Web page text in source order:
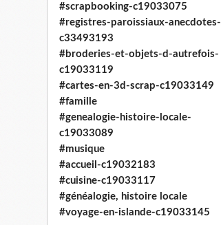
#scrapbooking-c19033075
#registres-paroissiaux-anecdotes-
c33493193
#broderies-et-objets-d-autrefois-
c19033119
#cartes-en-3d-scrap-c19033149
#famille
#genealogie-histoire-locale-
c19033089
#musique
#accueil-c19032183
#cuisine-c19033117
#généalogie, histoire locale
#voyage-en-islande-c19033145